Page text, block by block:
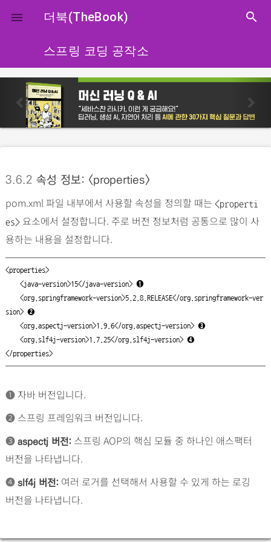
close
 더북(TheBook) search
스프링 코딩 공작소
p
r
e
u
s
n
e
x
3.6.2 속성 정보: <properties>
pom.xml 파일 내부에서 사용할 속성을 정의할 때는 <properti
es>요소에서 설정합니다. 주로 버전 정보처럼 공통으로 많이 사
용하는 내용을 설정합니다.
<properties>
    <java-version>15</java-version>
➊
sion> ➋
    <org.aspectj-version>1.9.6</org.aspectj-version>
➌
    <org.slf4j-version>1.7.25</org.slf4j-version>
➍
</properties>
➊자바 버전입니다.
➋스프링 프레임워크 버전입니다.
➌ aspectj 버전: 스프링 AOP의 핵심 모듈 중 하나인 애스팩터
버전을 나타냅니다.
➍ slf4j 버전: 여러 로거를 선택해서 사용할 수 있게 하는 로깅
버전을 나타냅니다.